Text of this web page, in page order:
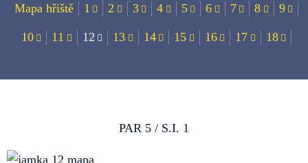
Mapa hřiště 1 2 3 4 5 6 7 8 9
10 11 12 13 14 15 16 17 18
PAR 5 / S.I. 1